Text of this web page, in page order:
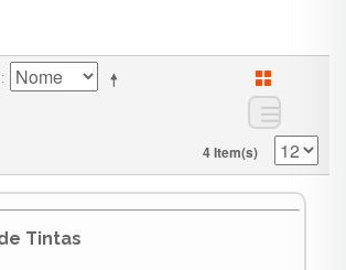
4 Item(s)
Tintas